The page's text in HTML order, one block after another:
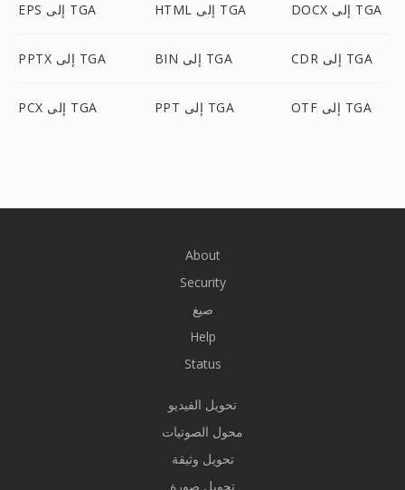
EPS إلى TGA HTML إلى TGA DOCX إلى TGA
PPTX إلى TGA BIN إلى TGA CDR إلى TGA
PCX إلى TGA PPT إلى TGA OTF إلى TGA
About
Security
صيغ
Help
Status
تحويل الفيديو
محول الصوتيات
تحويل وثيقة
تحويل صورة